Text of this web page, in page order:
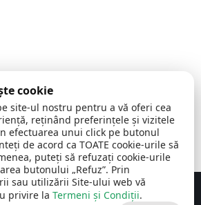
Big Media Relații Publice SRL
cookie
site-ul nostru pentru a vă oferi cea
reținând preferințele și vizitele
efectuarea unui click pe butonul
de acord ca TOATE cookie-urile să
puteți să refuzați cookie-urile
butonului „Refuz”. Prin
sau utilizării Site-ului web vă
privire la Termeni și Condiții.